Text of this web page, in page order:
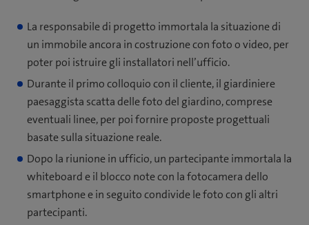
La responsabile di progetto immortala la situazione di
un immobile ancora in costruzione con foto o video, per
poter poi istruire gli installatori nell’ufficio.
Durante il primo colloquio con il cliente, il giardiniere
paesaggista scatta delle foto del giardino, comprese
eventuali linee, per poi fornire proposte progettuali
basate sulla situazione reale.
Dopo la riunione in ufficio, un partecipante immortala la
whiteboard e il blocco note con la fotocamera dello
smartphone e in seguito condivide le foto con gli altri
partecipanti.